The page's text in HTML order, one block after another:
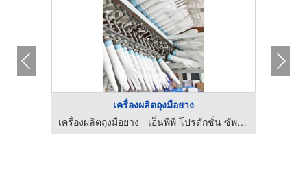
เครื่องผลิตถุงมือยาง
เครื่องผลิตถุงมือยาง - เอ็นพีพี โปรดักชั่น ซัพพลาย